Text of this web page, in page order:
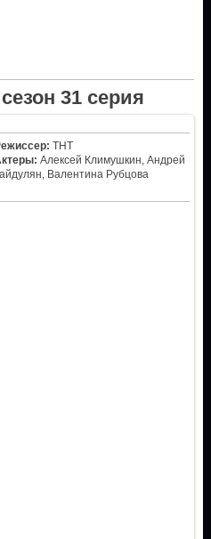
31 серия
ТНТ
Алексей Климушкин, Андрей
Валентина Рубцова